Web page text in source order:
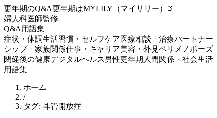
更年期のQ&A更年期はMYLILY（マイリリー）
婦人科医師監修
Q&A 用語集
症状・体調生活習慣・セルフケア医療相談・治療パートナー
シップ・家族関係仕事・キャリア美容・外見ペリメノポーズ
閉経後の健康デジタルヘルス男性更年期 人間関係・社会生活
用語集
ホーム
/
タグ: 耳管開放症